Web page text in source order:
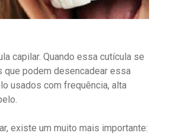
capilar. Quando essa cutícula se
podem desencadear essa
usados com frequência, alta
existe um muito mais importante: